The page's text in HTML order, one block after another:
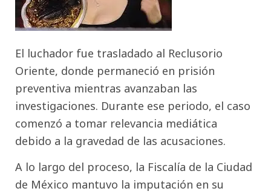
El luchador fue trasladado al Reclusorio
Oriente, donde permaneció en prisión
preventiva mientras avanzaban las
investigaciones. Durante ese periodo, el caso
comenzó a tomar relevancia mediática
debido a la gravedad de las acusaciones.
A lo largo del proceso, la Fiscalía de la Ciudad
de México mantuvo la imputación en su